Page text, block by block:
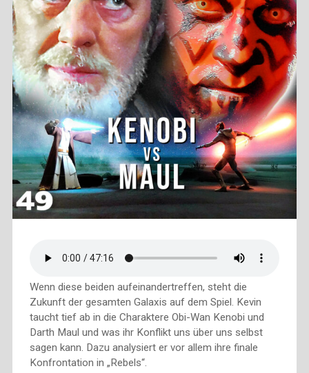
Wenn diese beiden aufeinandertreffen, steht die
Zukunft der gesamten Galaxis auf dem Spiel. Kevin
taucht tief ab in die Charaktere Obi-Wan Kenobi und
Darth Maul und was ihr Konflikt uns über uns selbst
sagen kann. Dazu analysiert er vor allem ihre finale
Konfrontation in „Rebels“.